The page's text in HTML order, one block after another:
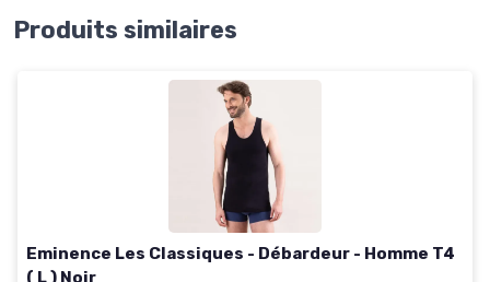
Produits similaires
Eminence Les Classiques - Débardeur - Homme T4
( L ) Noir